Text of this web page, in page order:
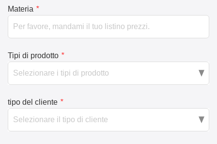
Materia *
Tipi di prodotto *
tipo del cliente *